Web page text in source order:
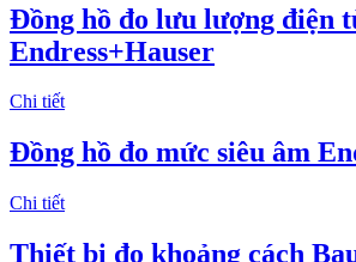
Đồng hồ đo lưu lượng điện
Endress+Hauser
Chi tiết
Đồng hồ đo mức siêu âm
Chi tiết
Thiết bị đo khoảng cách